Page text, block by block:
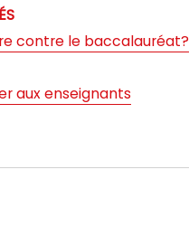
contre le baccalauréat?
aux enseignants